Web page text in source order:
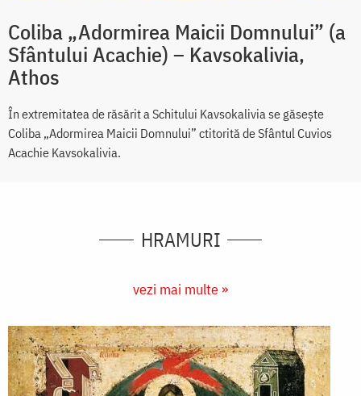
Coliba „Adormirea Maicii Domnului” (a
Sfântului Acachie) – Kavsokalivia,
Athos
În extremitatea de răsărit a Schitului Kavsokalivia se găsește
Coliba „Adormirea Maicii Domnului” ctitorită de Sfântul Cuvios
Acachie Kavsokalivia.
HRAMURI
vezi mai multe »